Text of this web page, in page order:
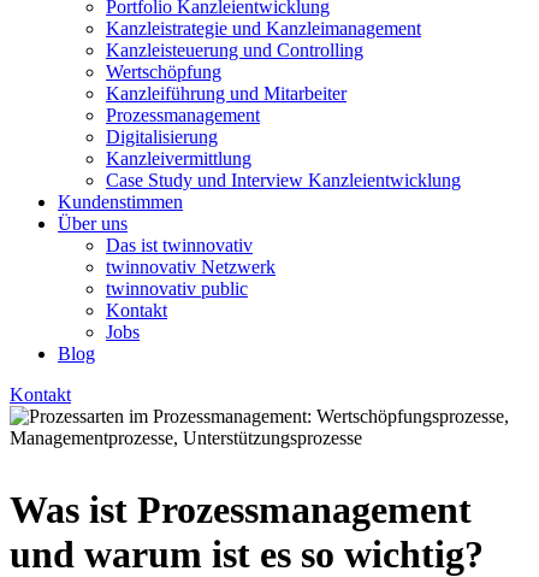
Portfolio Kanzleientwicklung
Kanzleistrategie und Kanzleimanagement
Kanzleisteuerung und Controlling
Wertschöpfung
Kanzleiführung und Mitarbeiter
Prozessmanagement
Digitalisierung
Kanzleivermittlung
Case Study und Interview Kanzleientwicklung
Kundenstimmen
Über uns
Das ist twinnovativ
twinnovativ Netzwerk
twinnovativ public
Kontakt
Jobs
Blog
Kontakt
Was ist Pro­zess­ma­nage­ment
und war­um ist es so wich­tig?